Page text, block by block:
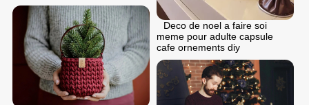
Deco de noel a faire soi
meme pour adulte capsule
cafe ornements diy